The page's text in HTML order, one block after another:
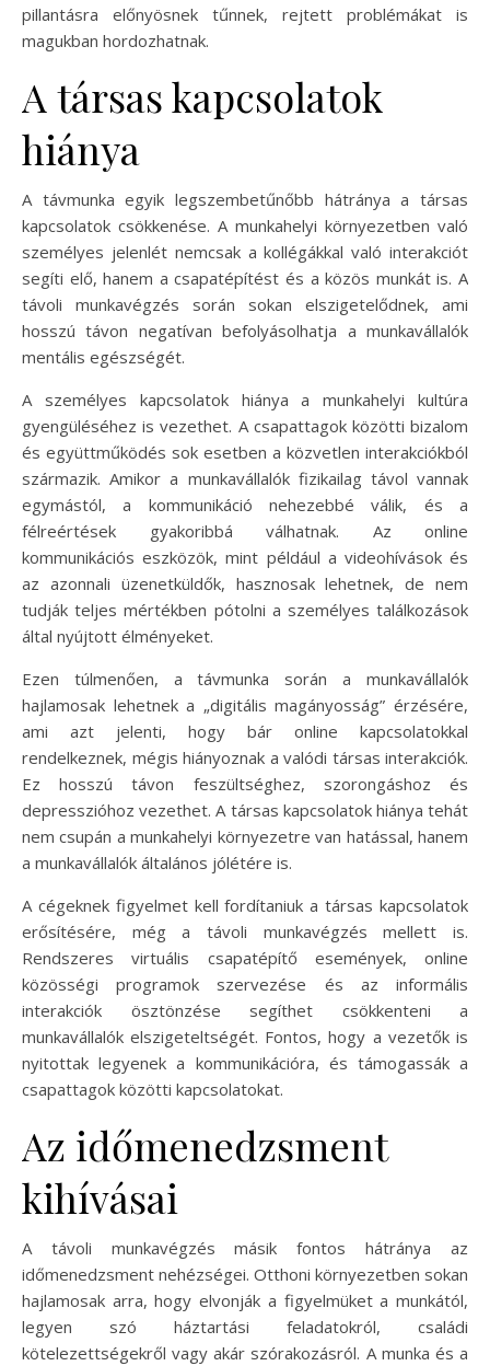
pillantásra előnyösnek tűnnek, rejtett problémákat is
magukban hordozhatnak.
A társas kapcsolatok
hiánya
A távmunka egyik legszembetűnőbb hátránya a társas
kapcsolatok csökkenése. A munkahelyi környezetben való
személyes jelenlét nemcsak a kollégákkal való interakciót
segíti elő, hanem a csapatépítést és a közös munkát is. A
távoli munkavégzés során sokan elszigetelődnek, ami
hosszú távon negatívan befolyásolhatja a munkavállalók
mentális egészségét.
A személyes kapcsolatok hiánya a munkahelyi kultúra
gyengüléséhez is vezethet. A csapattagok közötti bizalom
és együttműködés sok esetben a közvetlen interakciókból
származik. Amikor a munkavállalók fizikailag távol vannak
egymástól, a kommunikáció nehezebbé válik, és a
félreértések gyakoribbá válhatnak. Az online
kommunikációs eszközök, mint például a videohívások és
az azonnali üzenetküldők, hasznosak lehetnek, de nem
tudják teljes mértékben pótolni a személyes találkozások
által nyújtott élményeket.
Ezen túlmenően, a távmunka során a munkavállalók
hajlamosak lehetnek a „digitális magányosság” érzésére,
ami azt jelenti, hogy bár online kapcsolatokkal
rendelkeznek, mégis hiányoznak a valódi társas interakciók.
Ez hosszú távon feszültséghez, szorongáshoz és
depresszióhoz vezethet. A társas kapcsolatok hiánya tehát
nem csupán a munkahelyi környezetre van hatással, hanem
a munkavállalók általános jólétére is.
A cégeknek figyelmet kell fordítaniuk a társas kapcsolatok
erősítésére, még a távoli munkavégzés mellett is.
Rendszeres virtuális csapatépítő események, online
közösségi programok szervezése és az informális
interakciók ösztönzése segíthet csökkenteni a
munkavállalók elszigeteltségét. Fontos, hogy a vezetők is
nyitottak legyenek a kommunikációra, és támogassák a
csapattagok közötti kapcsolatokat.
Az időmenedzsment
kihívásai
A távoli munkavégzés másik fontos hátránya az
időmenedzsment nehézségei. Otthoni környezetben sokan
hajlamosak arra, hogy elvonják a figyelmüket a munkától,
legyen szó háztartási feladatokról, családi
kötelezettségekről vagy akár szórakozásról. A munka és a